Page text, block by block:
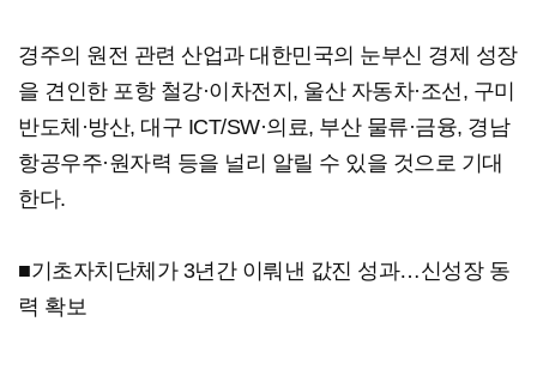
경주의 원전 관련 산업과 대한민국의 눈부신 경제 성장
을 견인한 포항 철강·이차전지, 울산 자동차·조선, 구미
반도체·방산, 대구 ICT/SW·의료, 부산 물류·금융, 경남
항공우주·원자력 등을 널리 알릴 수 있을 것으로 기대
한다.
■기초자치단체가 3년간 이뤄낸 값진 성과…신성장 동
력 확보